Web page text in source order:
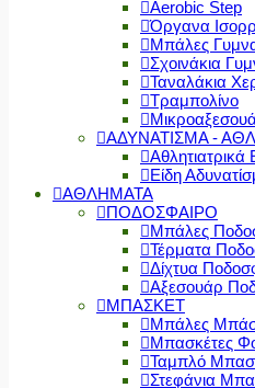
Aerobic Step
Όργανα
Μπάλες
Σχοινάκια
Ταναλάκια
Τραμπολίνο
ΑΔΥΝΑΤΙΣΜΑ -
Αθλητιατρικά
Είδη
ΑΘΛΗΜΑΤΑ
ΠΟΔΟΣΦΑΙΡΟ
Μπάλες
Τέρματα
Δίχτυα
Αξεσουάρ
ΜΠΑΣΚΕΤ
Μπάλες
Μπασκέτες
Ταμπλό
Στεφάνια